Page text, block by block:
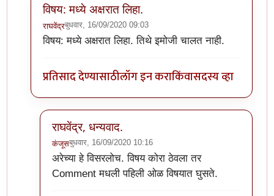
विषय: मध्ये अक्षरात लिहा.
राघवेंद्रबुधवार, 16/09/2020 09:03
In reply toThe website encountered anby
विषय: मध्ये अक्षरात लिहा. तिथे इमोजी चालत नाही.
प्रतिसाद देण्यासाठीलॉग इन कराकिंवासदस्य व्हा
राघवेंद्र, धन्यवाद.
कंजूसबुधवार, 16/09/2020 10:16
In reply toविषय: मध्ये अक्षरात लिहा.by
अरेच्या हे विसरलोच. विषय कोरा ठेवला तर
Comment मधली पहिली ओळ विषयात घुसते.